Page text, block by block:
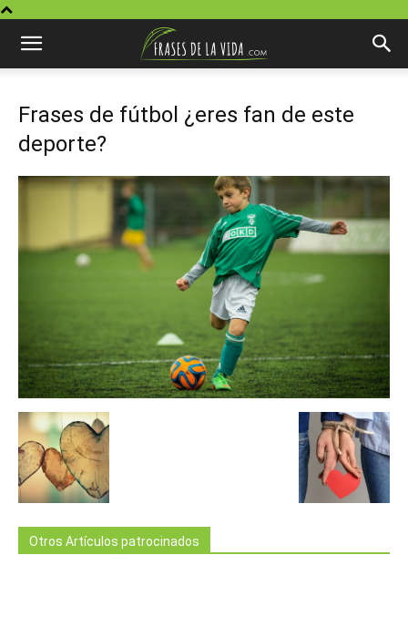
Frases de fútbol ¿eres fan de este
deporte?
Otros Artículos patrocinados